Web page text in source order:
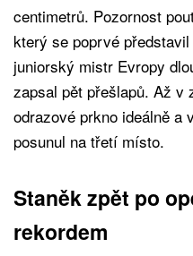
centimetrů. Pozornost
který se poprvé
juniorský mistr Evropy
zapsal pět přešlapů. Až v
odrazové prkno ideálně a
posunul na třetí místo.
Staněk zpět po
rekordem